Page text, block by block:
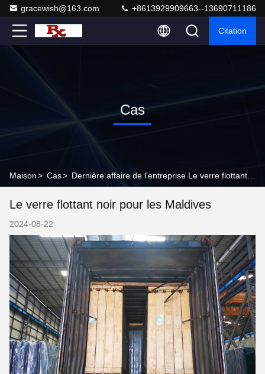
gracewish@163.com +8613929909663--13690711186
Citation
Cas
Maison> Cas>
Le verre flottant noir pour les Maldives
2024-08-22